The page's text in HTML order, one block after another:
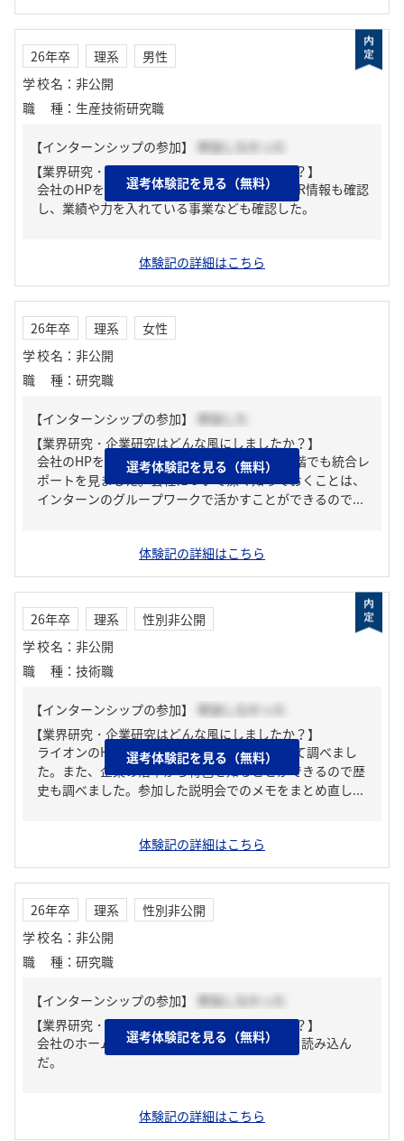
26年卒 理系
男性
学校名 ： 非公開
職種 ： 生産技術研究職
【インターンシップの参加】
参加しなかった
【業界研究・企業研究はどんな風にしましたか？】
会社のHPを隅から隅まで読み込んだ。また、IR情報も確認
し、業績や力を入れている事業なども確認した。
選考体験記を見る（無料）
体験記の詳細はこちら
26年卒 理系
女性
学校名 ： 非公開
職種 ： 研究職
【インターンシップの参加】
参加した
【業界研究・企業研究はどんな風にしましたか？】
会社のHPを隅々まで見ました。また、この段階でも統合レ
ポートを見ました。会社について深く知っておくことは、
インターンのグループワークで活かすことができるので...
選考体験記を見る（無料）
体験記の詳細はこちら
26年卒 理系
性別非公開
学校名 ： 非公開
職種 ： 技術職
【インターンシップの参加】
参加しなかった
【業界研究・企業研究はどんな風にしましたか？】
ライオンのHPから経営方針やパーパスについて調べまし
た。また、企業の沿革から特色を知ることができるので歴
史も調べました。参加した説明会でのメモをまとめ直し...
選考体験記を見る（無料）
体験記の詳細はこちら
26年卒 理系
性別非公開
学校名 ： 非公開
職種 ： 研究職
【インターンシップの参加】
参加しなかった
【業界研究・企業研究はどんな風にしましたか？】
会社のホームページから有価証券報告書、IRを読み込ん
だ。
選考体験記を見る（無料）
体験記の詳細はこちら